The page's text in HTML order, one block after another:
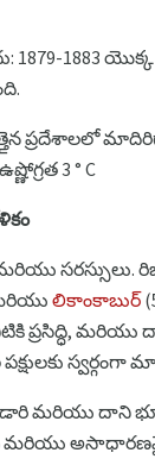
1879-1883
మాదిరిగా,
3 ° C
సరస్సులు.
లికాంకాబుర్
ప్రసిద్ధి,
స్వర్గంగా
ఎడారి మరియు
మరియు